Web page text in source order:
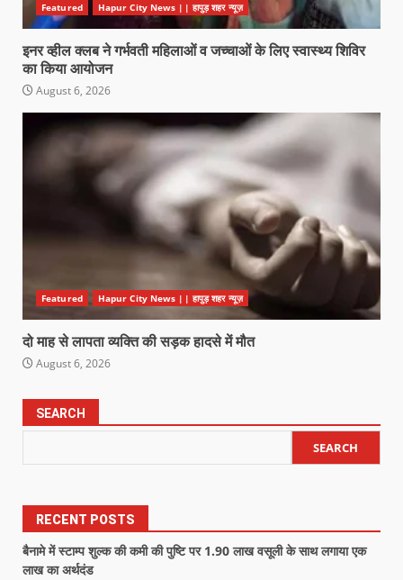
Featured Hapur City News || हापुड़ शहर न्यूज़
इनर व्हील क्लब ने गर्भवती महिलाओं व जच्चाओं के लिए स्वास्थ्य शिविर
का किया आयोजन
August 6, 2026
Featured Hapur City News || हापुड़ शहर न्यूज़
दो माह से लापता व्यक्ति की सड़क हादसे में मौत
August 6, 2026
SEARCH
SEARCH
RECENT POSTS
बैनामे में स्टाम्प शुल्क की कमी की पुष्टि पर 1.90 लाख वसूली के साथ लगाया एक
लाख का अर्थदंड